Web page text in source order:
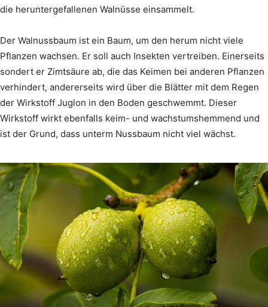
die heruntergefallenen Walnüsse einsammelt.
Der Walnussbaum ist ein Baum, um den herum nicht viele
Pflanzen wachsen. Er soll auch Insekten vertreiben. Einerseits
sondert er Zimtsäure ab, die das Keimen bei anderen Pflanzen
verhindert, andererseits wird über die Blätter mit dem Regen
der Wirkstoff Juglon in den Boden geschwemmt. Dieser
Wirkstoff wirkt ebenfalls keim- und wachstumshemmend und
ist der Grund, dass unterm Nussbaum nicht viel wächst.